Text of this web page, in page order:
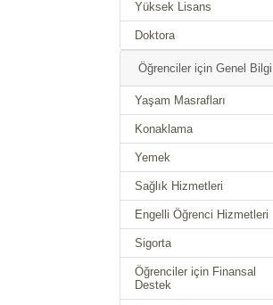
Yüksek Lisans
Doktora
Öğrenciler için Genel Bilgi
Yaşam Masrafları
Konaklama
Yemek
Sağlık Hizmetleri
Engelli Öğrenci Hizmetleri
Sigorta
Öğrenciler için Finansal
Destek